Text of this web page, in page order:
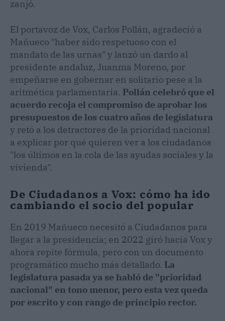
zanjó.
El portavoz de Vox, Carlos Pollán, agradeció a
Mañueco "haber sido respetuoso con el
mandato de las urnas" y lanzó un dardo al
presidente andaluz, Juanma Moreno, por
empeñarse en gobernar en solitario pese a la
aritmética parlamentaria. Pollán celebró que el
acuerdo recoja el compromiso de aprobar los
presupuestos de los cuatro años de legislatura
y retó a los detractores de la prioridad nacional
a explicar por qué quieren ver a los ciudadanos
"los últimos en la cola de las ayudas sociales y la
vivienda".
De Ciudadanos a Vox: cómo ha ido
cambiando el socio del popular
En 2019 Mañueco necesitó a Ciudadanos para
llegar a la presidencia; en 2022 giró hacia Vox y
ahora repite fórmula, pero con un documento
programático mucho más detallado. La
legislatura pasada ya se habló de "prioridad
nacional" en tono menor, pero esta vez queda
por escrito y con rango de principio rector.